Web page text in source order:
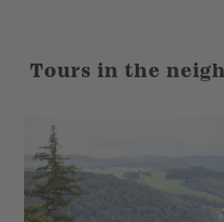
Tours in the